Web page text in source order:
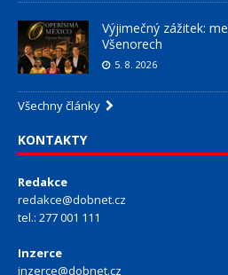
Výjimečný zážitek:
Všenorech
5. 8. 2026
Všechny články
KONTAKTY
Redakce
redakce@dobnet.cz
tel.: 277 001 111
Inzerce
inzerce@dobnet.cz